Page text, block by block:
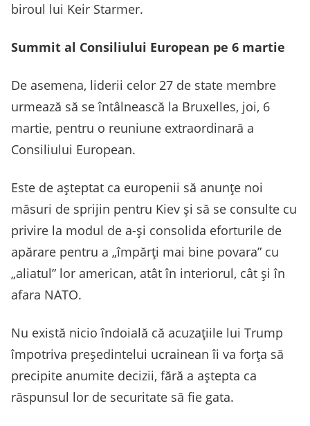
biroul lui Keir Starmer.
Summit al Consiliului European pe 6 martie
De asemena, liderii celor 27 de state membre
urmează să se întâlnească la Bruxelles, joi, 6
martie, pentru o reuniune extraordinară a
Consiliului European.
Este de așteptat ca europenii să anunțe noi
măsuri de sprijin pentru Kiev și să se consulte cu
privire la modul de a-și consolida eforturile de
apărare pentru a „împărți mai bine povara” cu
„aliatul” lor american, atât în interiorul, cât și în
afara NATO.
Nu există nicio îndoială că acuzațiile lui Trump
împotriva președintelui ucrainean îi va forța să
precipite anumite decizii, fără a aștepta ca
răspunsul lor de securitate să fie gata.